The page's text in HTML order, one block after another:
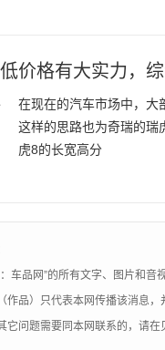
价格有大实力，
在现在的汽车市场中，大
这样的思路也为奇瑞的瑞
虎8的长宽高分
车品网”的所有文字、图片和音
作品）只代表本网传播该消息，
它问题需要同本网联系的，请在